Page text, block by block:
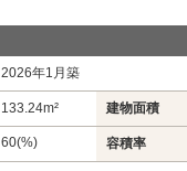
2026年1月築
133.24m² 建物面積
60(%) 容積率